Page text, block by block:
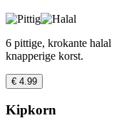
6 pittige, krokante
knapperige korst.
€ 4.99
Kipkorn